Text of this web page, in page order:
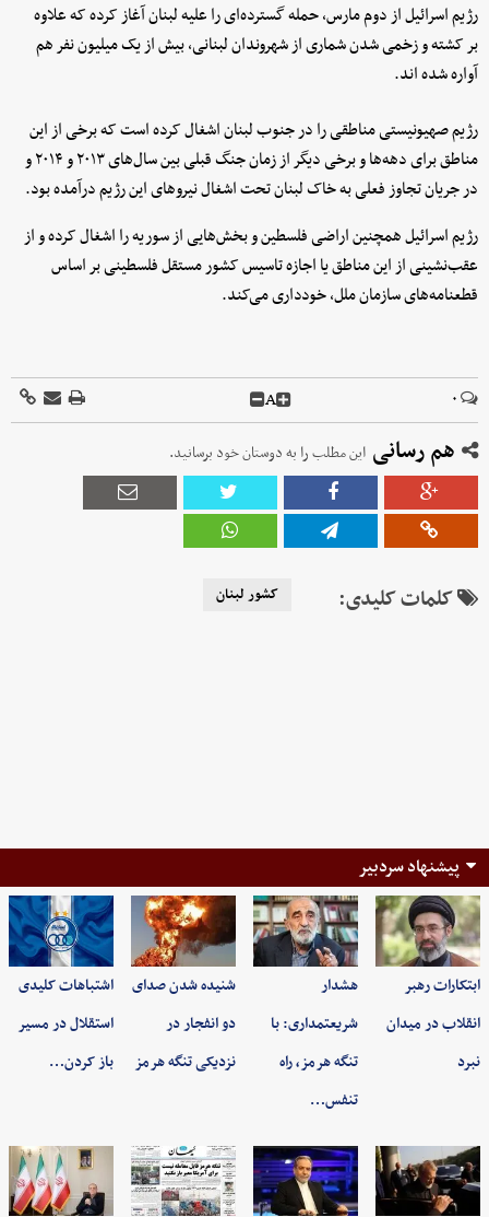
رژیم اسرائیل از دوم مارس، حمله گسترده‌ای را علیه لبنان آغاز کرده که علاوه
بر کشته و زخمی شدن شماری از شهروندان لبنانی، بیش از یک میلیون نفر هم
آواره شده اند.
رژیم صهیونیستی مناطقی را در جنوب لبنان اشغال کرده است که برخی از این
مناطق برای دهه‌ها و برخی دیگر از زمان جنگ قبلی بین سال‌های ۲۰۱۳ و ۲۰۱۴ و
در جریان تجاوز فعلی به خاک لبنان تحت اشغال نیروهای این رژیم درآمده بود.
رژیم اسرائیل همچنین اراضی فلسطین و بخش‌هایی از سوریه را اشغال کرده و از
عقب‌نشینی از این مناطق یا اجازه تاسیس کشور مستقل فلسطینی بر اساس
قطعنامه‌های سازمان ملل، خودداری می‌کند.
۰ A
هم رسانی این مطلب را به دوستان خود برسانید.
کلمات کلیدی: کشور لبنان
پیشنهاد سردبیر
ابتکارات رهبر
انقلاب در میدان
نبرد
هشدار
شریعتمداری: با
تنگه هرمز، راه
تنفس…
شنیده شدن صدای
دو انفجار در
نزدیکی تنگه هرمز
اشتباهات کلیدی
استقلال در مسیر
باز کردن…